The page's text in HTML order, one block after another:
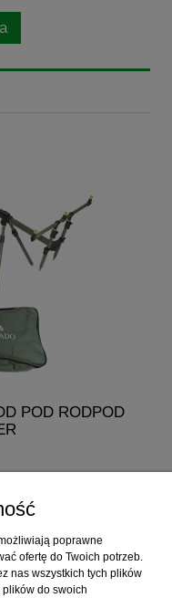
POD RODPOD
poprawne
ofertę do Twoich potrzeb.
nas wszystkich tych plików
do swoich